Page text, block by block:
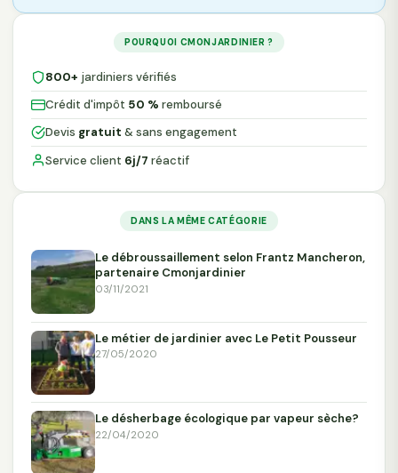
POURQUOI CMONJARDINIER ?
800+ jardiniers vérifiés
Crédit d'impôt 50 % remboursé
Devis gratuit & sans engagement
Service client 6j/7 réactif
DANS LA MÊME CATÉGORIE
Le débroussaillement selon Frantz Mancheron,
partenaire Cmonjardinier
03/11/2021
Le métier de jardinier avec Le Petit Pousseur
27/05/2020
Le désherbage écologique par vapeur sèche?
22/04/2020